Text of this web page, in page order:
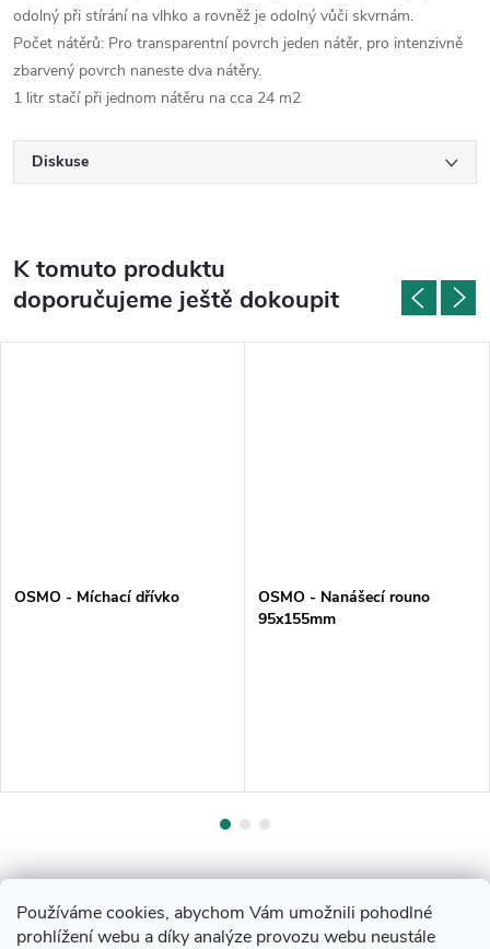
Používáme cookies, abychom Vám umožnili pohodlné
prohlížení webu a díky analýze provozu webu neustále
odolný při stírání na vlhko a rovněž je odolný vůči skvrnám.
Počet nátěrů: Pro transparentní povrch jeden nátěr, pro intenzivně
zbarvený povrch naneste dva nátěry.
1 litr stačí při jednom nátěru na cca 24 m2
Diskuse
K tomuto produktu
doporučujeme ještě dokoupit
OSMO - Míchací dřívko
OSMO - Nanášecí rouno
95x155mm